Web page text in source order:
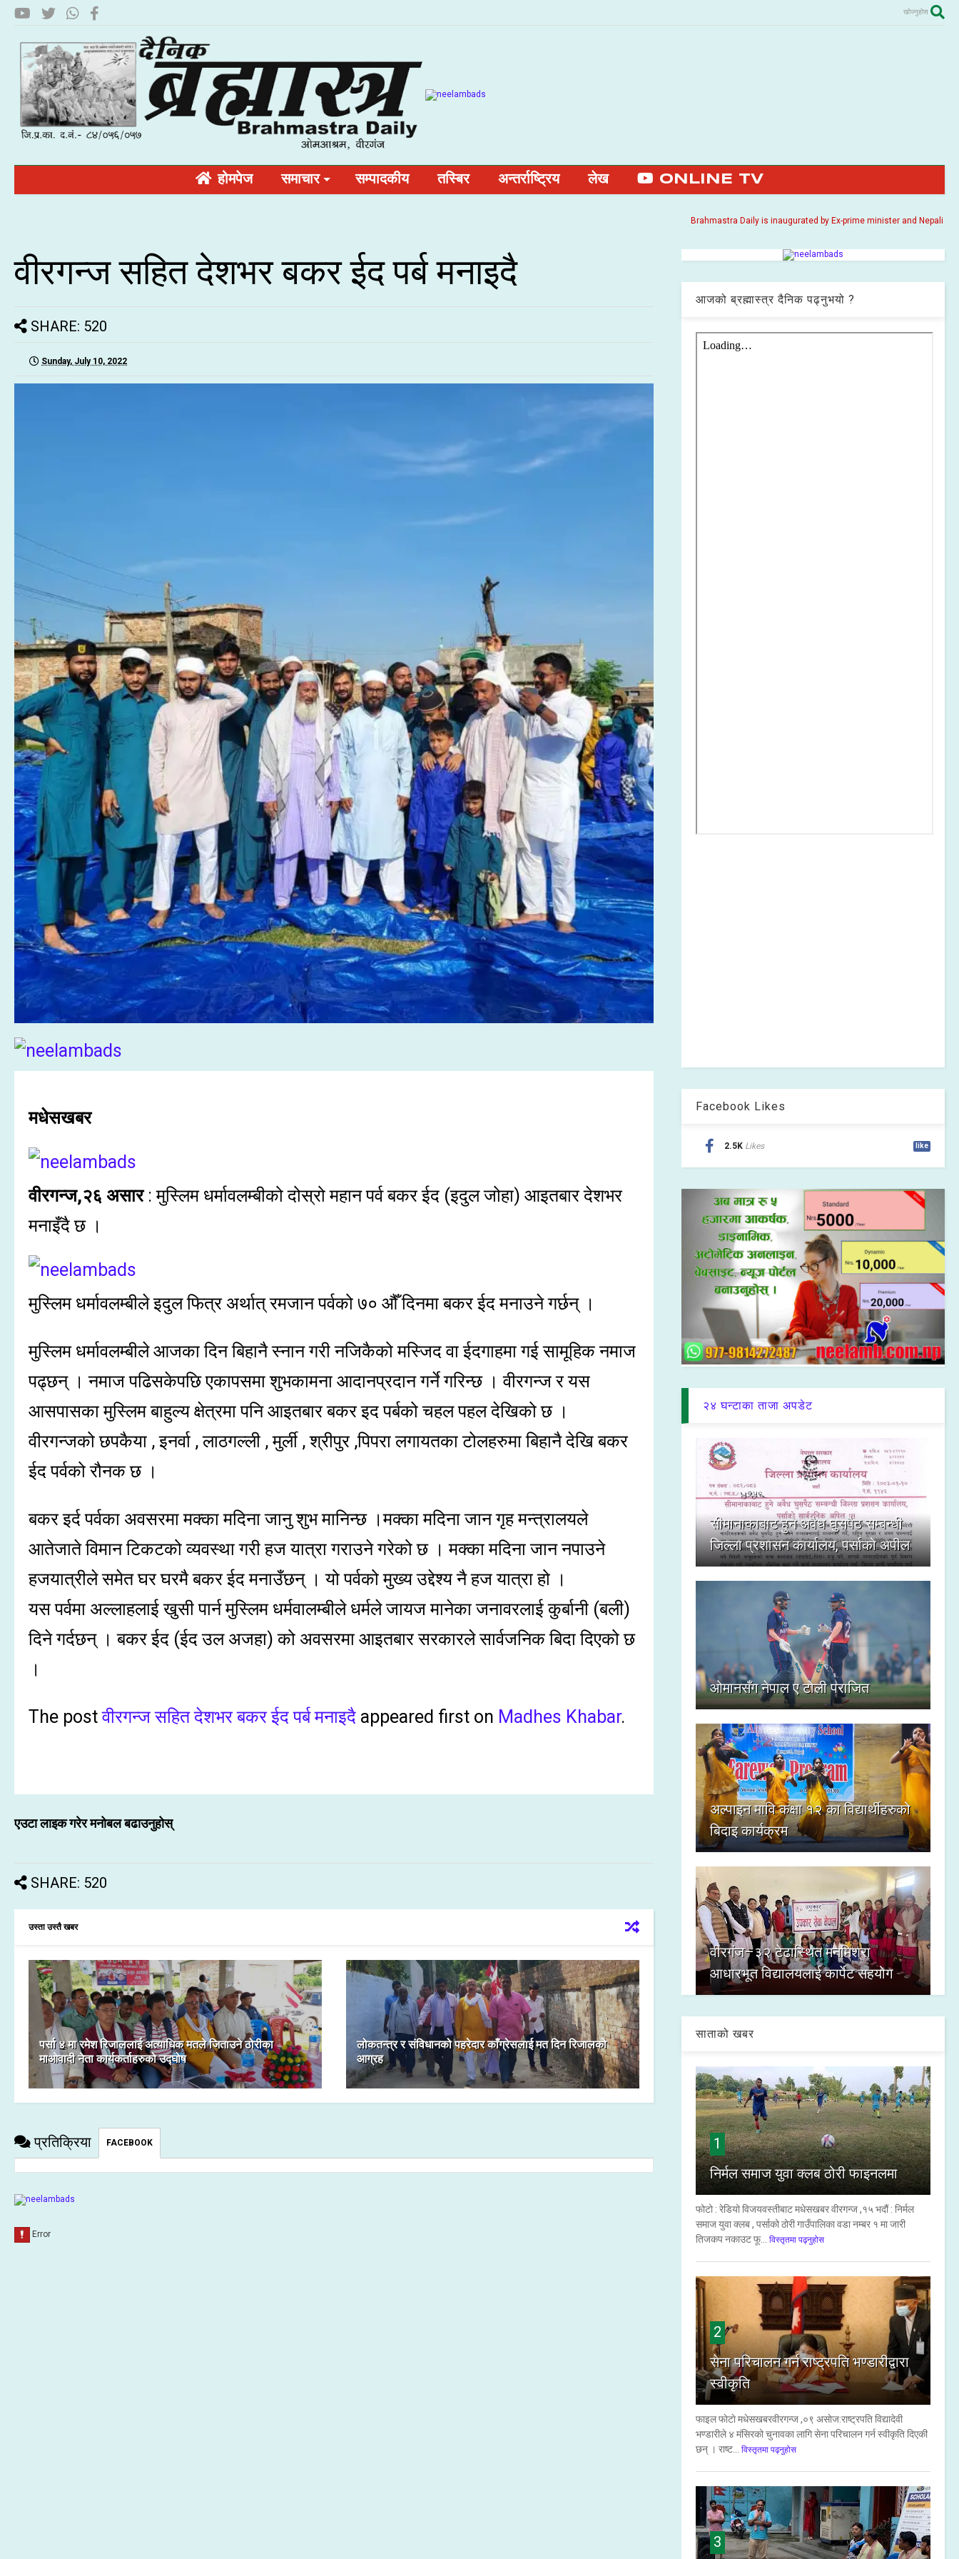
खोज्नुहोस
होमपेज समाचार सम्पादकीय तस्बिर अन्तर्राष्ट्रिय लेख ONLINE TV
Brahmastra Daily is inaugurated by Ex-prime minister and Nepali
वीरगन्ज सहित देशभर बकर ईद पर्ब मनाइदै
SHARE: 520
Sunday, July 10, 2022
मधेसखबर
वीरगन्ज,२६ असार: मुस्लिम धर्मावलम्बीको दोस्रो महान पर्व बकर ईद (इदुल जोहा) आइतबार देशभर
मनाइँदै छ ।
मुस्लिम धर्मावलम्बीले इदुल फित्र अर्थात् रमजान पर्वको ७० औँ दिनमा बकर ईद मनाउने गर्छन् ।
मुस्लिम धर्मावलम्बीले आजका दिन बिहानै स्नान गरी नजिकैको मस्जिद वा ईदगाहमा गई सामूहिक नमाज
पढ्छन् । नमाज पढिसकेपछि एकापसमा शुभकामना आदानप्रदान गर्ने गरिन्छ । वीरगन्ज र यस
आसपासका मुस्लिम बाहुल्य क्षेत्रमा पनि आइतबार बकर इद पर्बको चहल पहल देखिको छ ।
वीरगन्जको छपकैया , इनर्वा , लाठगल्ली , मुर्ली , श्रीपुर ,पिपरा लगायतका टोलहरुमा बिहानै देखि बकर
ईद पर्वको रौनक छ ।
बकर इर्द पर्वका अवसरमा मक्का मदिना जानु शुभ मानिन्छ ।मक्का मदिना जान गृह मन्त्रालयले
आतेजाते विमान टिकटको व्यवस्था गरी हज यात्रा गराउने गरेको छ । मक्का मदिना जान नपाउने
हजयात्रीले समेत घर घरमै बकर ईद मनाउँछन् । यो पर्वको मुख्य उद्देश्य नै हज यात्रा हो ।
यस पर्वमा अल्लाहलाई खुसी पार्न मुस्लिम धर्मवालम्बीले धर्मले जायज मानेका जनावरलाई कुर्बानी (बली)
दिने गर्दछन् । बकर ईद (ईद उल अजहा) को अवसरमा आइतबार सरकारले सार्वजनिक बिदा दिएको छ
।
The postवीरगन्ज सहित देशभर बकर ईद पर्ब मनाइदै appeared first on Madhes Khabar.
एउटा लाइक गरेर मनोबल बढाउनुहोस्
SHARE: 520
उस्ता उस्तै खबर
पर्सा ४ मा रमेश रिजाललाई अत्याधिक मतले जिताउने ठोरीका
माओवादी नेता कार्यकर्ताहरुको उद्घोष
लोकतन्त्र र संविधानको पहरेदार काँग्रेसलाई मत दिन रिजालको
आग्रह
प्रतिक्रिया FACEBOOK
आजको ब्रह्मास्त्र दैनिक पढ्नुभयो ?
Facebook Likes
2.5K Likes like
२४ घन्टाका ताजा अपडेट
सीमानाकाबाट हुने अवैध घुसपैठ सम्बन्धी
जिल्ला प्रशासन कार्यालय, पर्साको अपील
ओमानसँग नेपाल ए टोली पराजित
अल्पाइन मावि कक्षा १२ का विद्यार्थीहरुको
बिदाइ कार्यक्रम
वीरगंज–३२ टेढास्थित मनमिश्रा
आधारभूत विद्यालयलाई कार्पेट सहयोग
साताको खबर
1
निर्मल समाज युवा क्लब ठोरी फाइनलमा
फोटो : रेडियो विजयवस्तीबाट मधेसखबर वीरगन्ज ,१५ भदौं : निर्मल
समाज युवा क्लब , पर्साको ठोरी गाउँपालिका वडा नम्बर १ मा जारी
तिजकप नकाउट फू...
विस्तृतमा पढ्नुहोस
2
सेना परिचालन गर्न राष्ट्रपति भण्डारीद्वारा
स्वीकृति
फाइल फाेटाे मधेसखबरवीरगन्ज ,०९ असाेज:राष्ट्रपति विद्यादेवी
भण्डारीले ४ मंसिरको चुनावका लागि सेना परिचालन गर्न स्वीकृति दिएकी
छन् । राष्ट...
विस्तृतमा पढ्नुहोस
3